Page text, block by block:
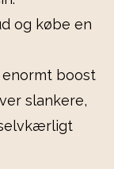
og købe en
boost
slankere,